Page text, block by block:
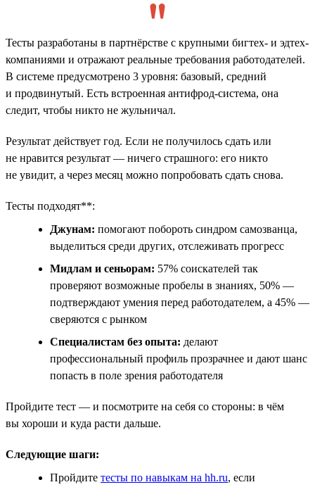
Тесты разработаны в партнёрстве с крупными бигтех- и эдтех-
компаниями и отражают реальные требования работодателей.
В системе предусмотрено 3 уровня: базовый, средний
и продвинутый. Есть встроенная антифрод-система, она
следит, чтобы никто не жульничал.
Результат действует год. Если не получилось сдать или
не нравится результат — ничего страшного: его никто
не увидит, а через месяц можно попробовать сдать снова.
Тесты подходят**:
Джунам: помогают побороть синдром самозванца,
выделиться среди других, отслеживать прогресс
Мидлам и сеньорам: 57% соискателей так
проверяют возможные пробелы в знаниях, 50% —
подтверждают умения перед работодателем, а 45% —
сверяются с рынком
Специалистам без опыта: делают
профессиональный профиль прозрачнее и дают шанс
попасть в поле зрения работодателя
Пройдите тест — и посмотрите на себя со стороны: в чём
вы хороши и куда расти дальше.
Следующие шаги:
Пройдите тесты по навыкам на hh.ru, если